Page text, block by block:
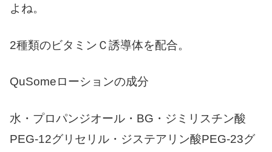
よね。
2種類のビタミンＣ誘導体を配合。
QuSomeローションの成分
水・プロパンジオール・BG・ジミリスチン酸
PEG-12グリセリル・ジステアリン酸PEG-23グ